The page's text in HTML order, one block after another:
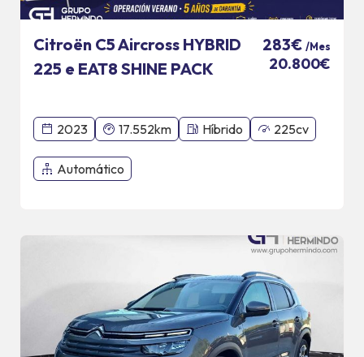
Citroën C5 Aircross HYBRID
225 e EAT8 SHINE PACK
283€ /Mes
20.800€
2023 17.552km Híbrido 225cv
Automático